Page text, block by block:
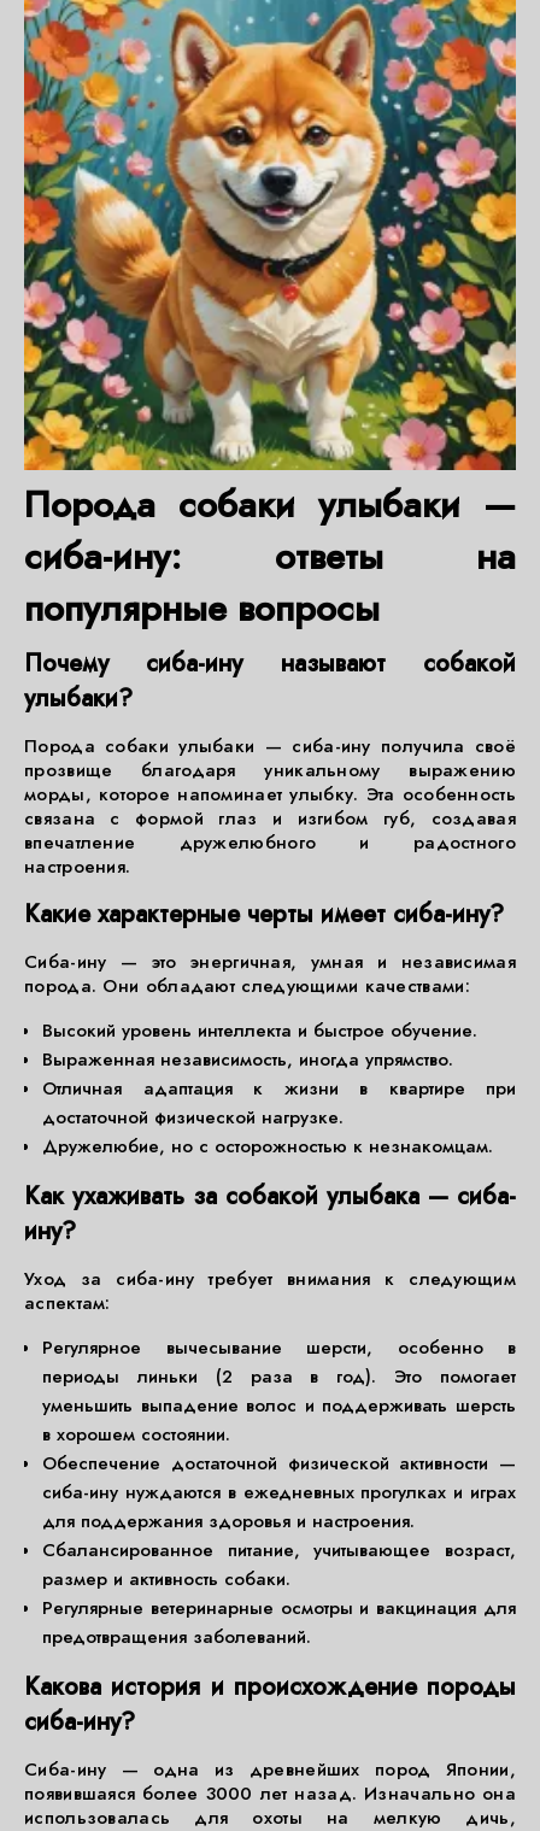
Порода собаки улыбаки —
сиба-ину: ответы на
популярные вопросы
Почему сиба-ину называют собакой
улыбаки?
Порода собаки улыбаки — сиба-ину получила своё
прозвище благодаря уникальному выражению
морды, которое напоминает улыбку. Эта особенность
связана с формой глаз и изгибом губ, создавая
впечатление дружелюбного и радостного
настроения.
Какие характерные черты имеет сиба-ину?
Сиба-ину — это энергичная, умная и независимая
порода. Они обладают следующими качествами:
Высокий уровень интеллекта и быстрое обучение.
Выраженная независимость, иногда упрямство.
Отличная адаптация к жизни в квартире при
достаточной физической нагрузке.
Дружелюбие, но с осторожностью к незнакомцам.
Как ухаживать за собакой улыбака — сиба-
ину?
Уход за сиба-ину требует внимания к следующим
аспектам:
Регулярное вычесывание шерсти, особенно в
периоды линьки (2 раза в год). Это помогает
уменьшить выпадение волос и поддерживать шерсть
в хорошем состоянии.
Обеспечение достаточной физической активности —
сиба-ину нуждаются в ежедневных прогулках и играх
для поддержания здоровья и настроения.
Сбалансированное питание, учитывающее возраст,
размер и активность собаки.
Регулярные ветеринарные осмотры и вакцинация для
предотвращения заболеваний.
Какова история и происхождение породы
сиба-ину?
Сиба-ину — одна из древнейших пород Японии,
появившаяся более 3000 лет назад. Изначально она
использовалась для охоты на мелкую дичь,